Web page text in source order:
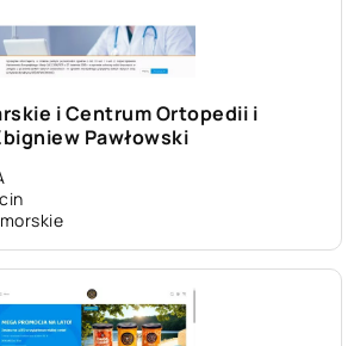
i Centrum Ortopedii i
Pawłowski